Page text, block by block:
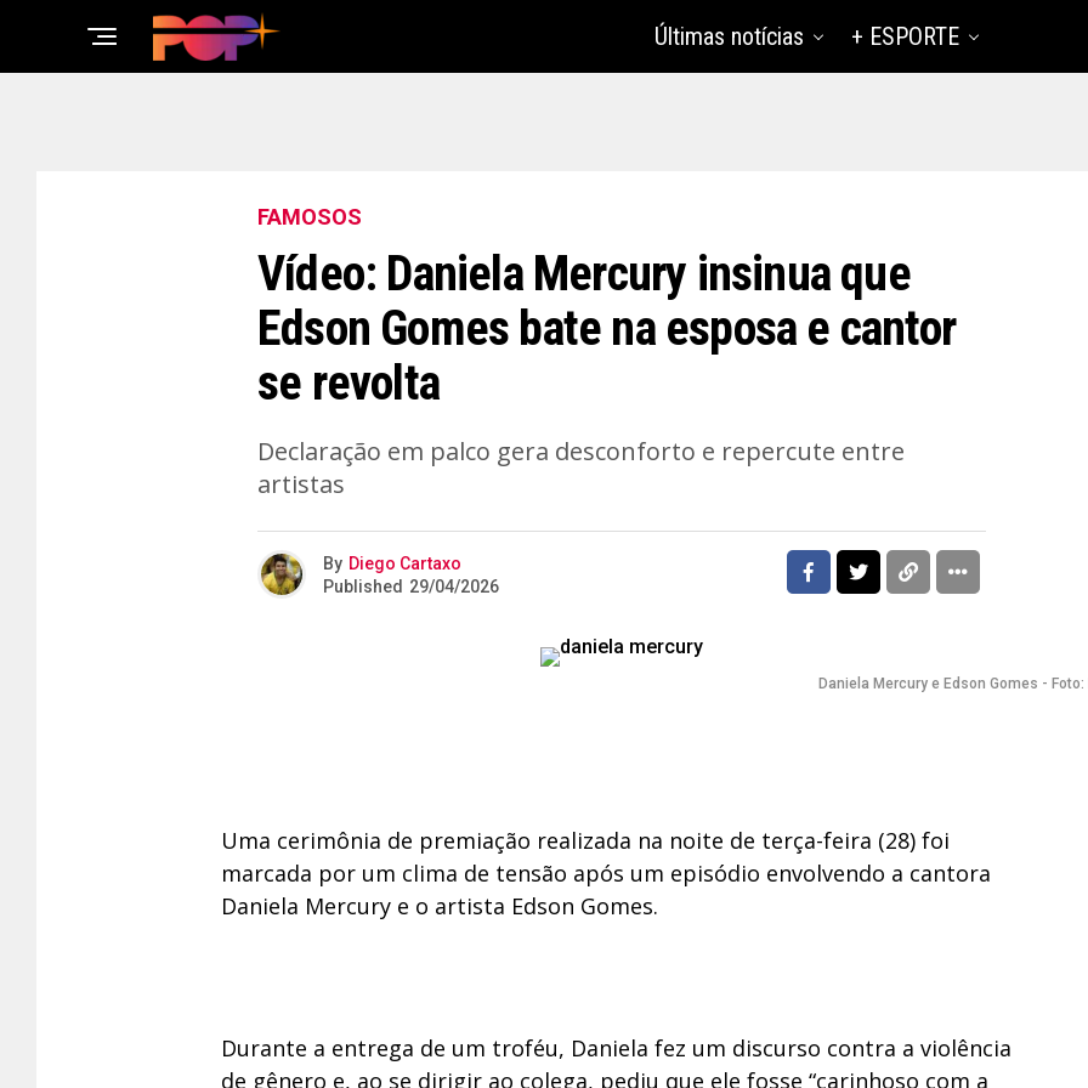
Últimas notícias + ESPORTE
FAMOSOS
Vídeo: Daniela Mercury insinua que
Edson Gomes bate na esposa e cantor
se revolta
Declaração em palco gera desconforto e repercute entre
artistas
By Diego Cartaxo
Published 29/04/2026
Daniela Mercury e Edson Gomes -
Uma cerimônia de premiação realizada na noite de terça-feira (28) foi
marcada por um clima de tensão após um episódio envolvendo a cantora
Daniela Mercury e o artista Edson Gomes.
Durante a entrega de um troféu, Daniela fez um discurso contra a violência
de gênero e, ao se dirigir ao colega, pediu que ele fosse “carinhoso com a